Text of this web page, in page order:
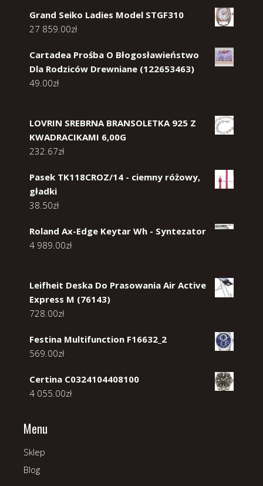
Grand Seiko Ladies Model STGF310
27 859.00zł
Cartadea Prośba O Błogosławieństwo
Dla Rodziców Drewniane (122653463)
49.00zł
LOVRIN SREBRNA BRANSOLETKA 925 Z
KWADRACIKAMI 6,00G
232.67zł
Pasek TK118CROZ/14 - ciemny różowy,
gładki
38.50zł
Roland Ax-Edge Keytar Wh - Syntezator
4 989.00zł
Leifheit Deska Do Prasowania Air Active
Express M (76143)
728.00zł
Festina Multifunction F16632_2
569.00zł
Certina C0324104408100
4 055.00zł
Menu
Sklep
Blog